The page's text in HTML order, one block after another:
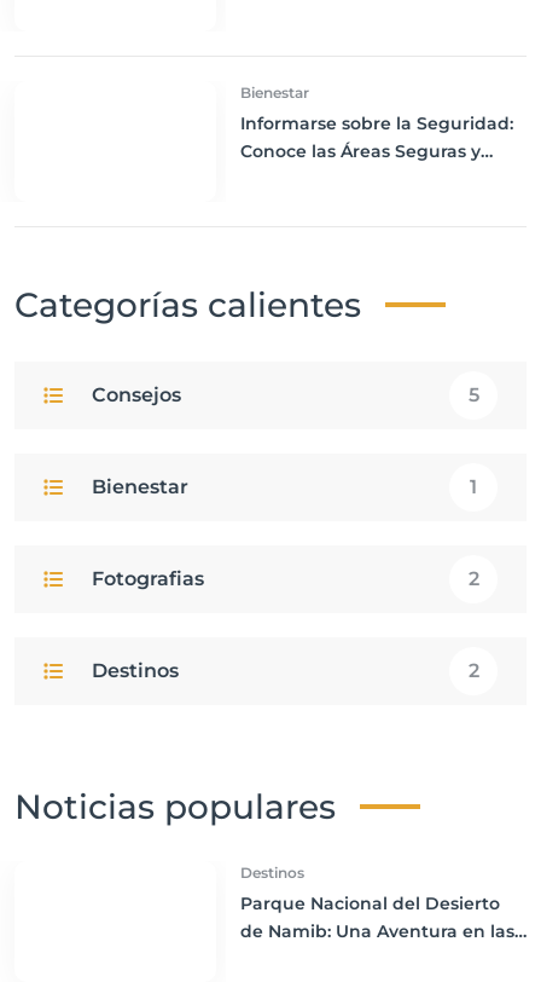
Bienestar
Informarse sobre la Seguridad:
Conoce las Áreas Seguras y
Categorías calientes
Consejos 5
Bienestar 1
Fotografias 2
Destinos 2
Noticias populares
Destinos
Parque Nacional del Desierto
de Namib: Una Aventura en las